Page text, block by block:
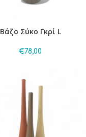
Βάζο Σύκο Γκρί L
€78,00